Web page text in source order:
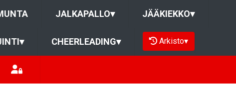
JALKAPALLO▾ JÄÄKIEKKO▾
▾ CHEERLEADING▾ Arkisto▾